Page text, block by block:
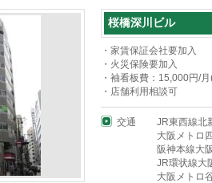
桜橋深川ビル
・家賃保証会社要加入
・火災保険要加入
・袖看板費：15,000円/
・店舗利用相談可
交通
JR東西線北
大阪メトロ
阪神本線大
JR環状線大
大阪メトロ